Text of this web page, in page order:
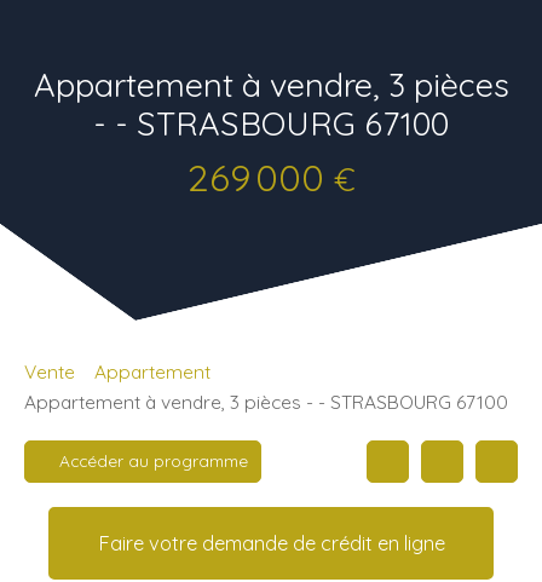
Appartement à vendre, 3 pièces
- - STRASBOURG 67100
269 000 €
Vente
Appartement
Appartement à vendre, 3 pièces - - STRASBOURG 67100
Accéder au programme
Faire votre demande de crédit en ligne